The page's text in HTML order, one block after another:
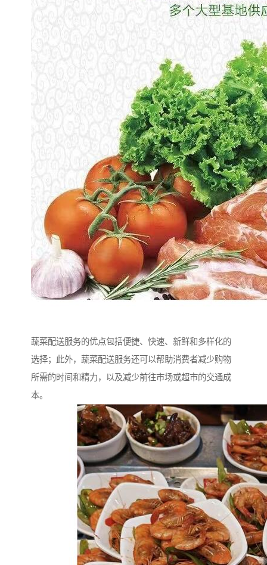
蔬菜配送服务的优点包括便捷、快速、新鲜和多样化的
选择；此外，蔬菜配送服务还可以帮助消费者减少购物
所需的时间和精力，以及减少前往市场或超市的交通成
本。